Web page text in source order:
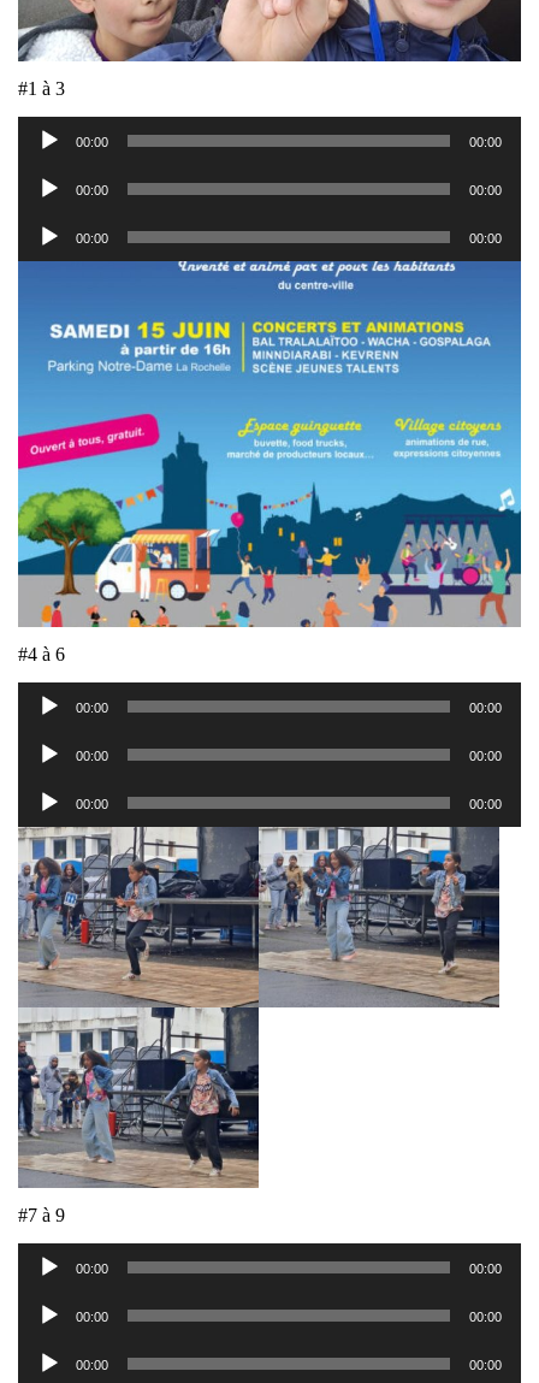
#1 à 3
Lecteur
audio
00:00 00:00
Lecteur
audio
00:00 00:00
Lecteur
audio
00:00 00:00
#4 à 6
Lecteur
audio
00:00 00:00
Lecteur
audio
00:00 00:00
Lecteur
audio
00:00 00:00
#7 à 9
Lecteur
audio
00:00 00:00
Lecteur
audio
00:00 00:00
Lecteur
audio
00:00 00:00